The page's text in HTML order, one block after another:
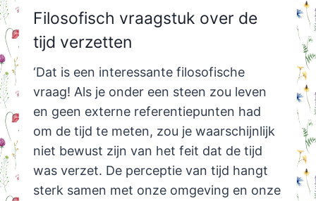
Filosofisch vraagstuk over de
tijd verzetten
‘Dat is een interessante filosofische
vraag! Als je onder een steen zou leven
en geen externe referentiepunten had
om de tijd te meten, zou je waarschijnlijk
niet bewust zijn van het feit dat de tijd
was verzet. De perceptie van tijd hangt
sterk samen met onze omgeving en onze